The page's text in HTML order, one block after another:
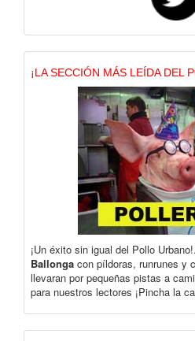
¡LA SECCIÓN MÁS LEÍDA DEL
¡Un éxito sin igual del Pollo
Ballonga con píldoras, runrunes y
llevaran por pequeñas pistas a
para nuestros lectores ¡Pincha la